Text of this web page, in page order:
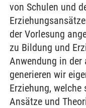
von Schulen und
der Vorlesung
zu Bildung und
Anwendung in der
generieren wir
Erziehung,
Ansätze und